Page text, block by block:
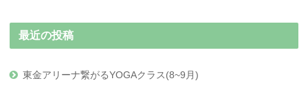
最近の投稿
東金アリーナ繋がるYOGAクラス(8~9月)